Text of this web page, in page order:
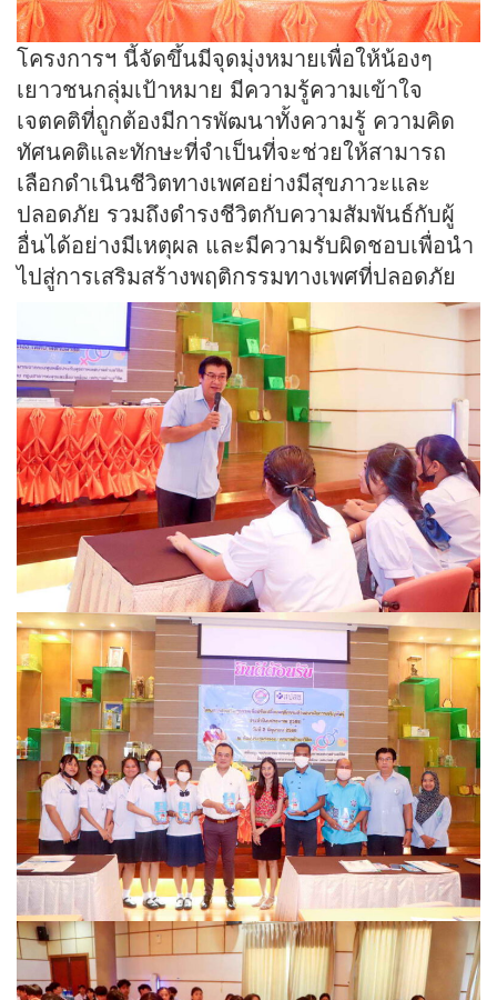
โครงการฯ นี้จัดขึ้นมีจุดมุ่งหมายเพื่อให้น้องๆ
เยาวชนกลุ่มเป้าหมาย มีความรู้ความเข้าใจ
เจตคติที่ถูกต้องมีการพัฒนาทั้งความรู้ ความคิด
ทัศนคติและทักษะที่จำเป็นที่จะช่วยให้สามารถ
เลือกดำเนินชีวิตทางเพศอย่างมีสุขภาวะและ
ปลอดภัย รวมถึงดำรงชีวิตกับความสัมพันธ์กับผู้
อื่นได้อย่างมีเหตุผล และมีความรับผิดชอบเพื่อนำ
ไปสู่การเสริมสร้างพฤติกรรมทางเพศที่ปลอดภัย